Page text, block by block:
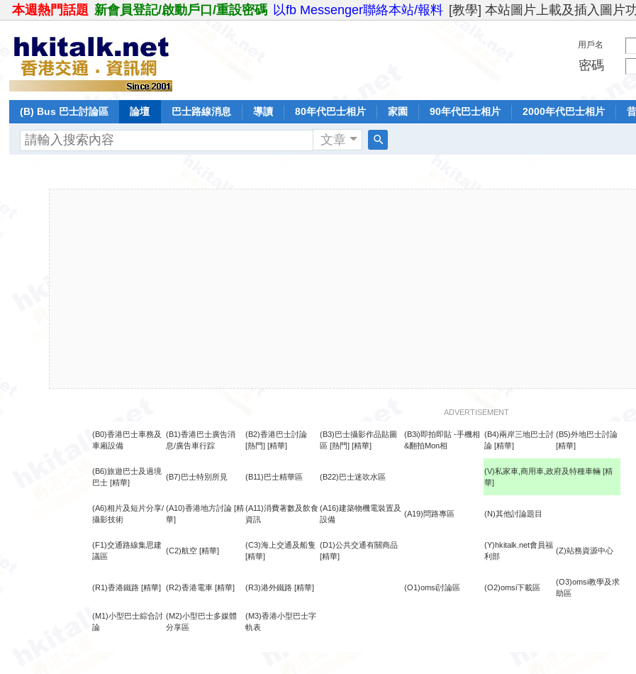
本週熱門話題 新會員登記/啟動戶口/重設密碼 以fb Messenger聯絡本站/報料 [教學] 本站圖片上載及插入圖片
用戶名
密碼
(B) Bus 巴士討論區 論壇 巴士路線消息 導讀 80年代巴士相片 家園 90年代巴士相片 2000年代巴士相片
文章
ADVERTISEMENT
(B0)香港巴士車務及
車廂設備
(B1)香港巴士廣告消
息/廣告車行踪
(B2)香港巴士討論
[熱門] [精華]
(B3)巴士攝影作品貼圖
區 [熱門] [精華]
(B3i)即拍即貼 -手機相
&翻拍Mon相
(B4)兩岸三地巴士討
論 [精華]
(B5)外地巴士討論
[精華]
(B6)旅遊巴士及過境
巴士 [精華]
(B7)巴士特別所見 (B11)巴士精華區 (B22)巴士迷吹水區
(V)私家車,商用車,政府及特種車輛 [精
華]
(A6)相片及短片分享/
攝影技術
(A10)香港地方討論 [精
華]
(A11)消費著數及飲食
資訊
(A16)建築物機電裝置及
設備
(A19)問路專區 (N)其他討論題目
(F1)交通路線集思建
議區
(C2)航空 [精華]
(C3)海上交通及船隻
[精華]
(D1)公共交通有關商品
[精華]
(Y)hkitalk.net會員福
利部
(Z)站務資源中心
(R1)香港鐵路 [精華] (R2)香港電車 [精華] (R3)港外鐵路 [精華] (O1)omsi討論區 (O2)omsi下載區
(O3)omsi教學及求
助區
(M1)小型巴士綜合討
論
(M2)小型巴士多媒體
分享區
(M3)香港小型巴士字
軌表